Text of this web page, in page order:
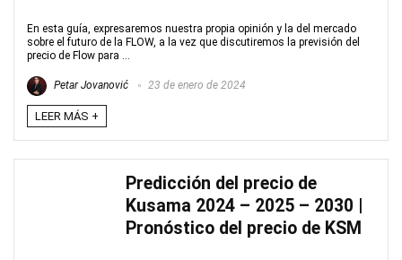
En esta guía, expresaremos nuestra propia opinión y la del mercado
sobre el futuro de la FLOW, a la vez que discutiremos la previsión del
precio de Flow para ...
Petar Jovanović 23 de enero de 2024
LEER MÁS +
Predicción del precio de
Kusama 2024 – 2025 – 2030 |
Pronóstico del precio de KSM